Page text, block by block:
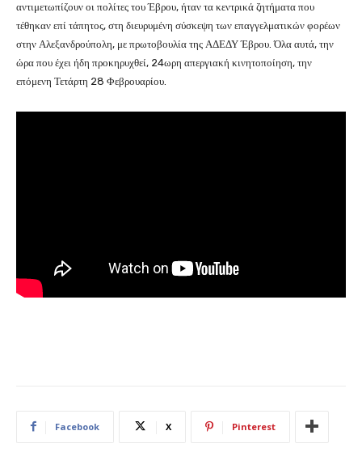
αντιμετωπίζουν οι πολίτες του Έβρου, ήταν τα κεντρικά ζητήματα που
τέθηκαν επί τάπητος, στη διευρυμένη σύσκεψη των επαγγελματικών φορέων
στην Αλεξανδρούπολη, με πρωτοβουλία της ΑΔΕΔΥ Έβρου. Όλα αυτά, την
ώρα που έχει ήδη προκηρυχθεί, 24ωρη απεργιακή κινητοποίηση, την
επόμενη Τετάρτη 28 Φεβρουαρίου.
Facebook X Pinterest